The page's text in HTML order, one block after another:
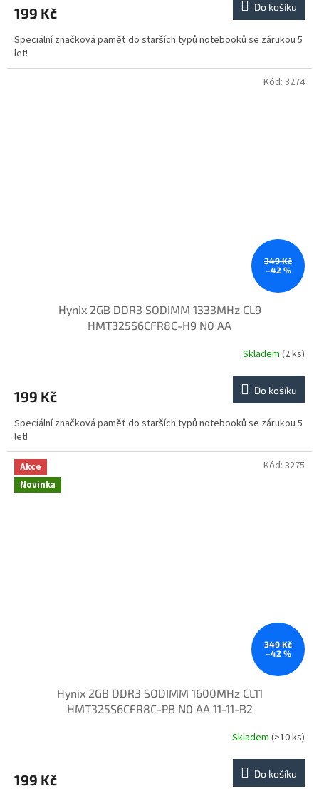
199 Kč Do košíku
Speciální značková paměť do starších typů notebooků se zárukou 5
let!
349 Kč
–42 %
Hynix 2GB DDR3 SODIMM 1333MHz CL9
HMT325S6CFR8C-H9 N0 AA
Skladem (2 ks)
199 Kč Do košíku
Speciální značková paměť do starších typů notebooků se zárukou 5
let!
Kód: 3274
Akce
Novinka
349 Kč
–42 %
Hynix 2GB DDR3 SODIMM 1600MHz CL11
HMT325S6CFR8C-PB N0 AA 11-11-B2
Skladem (>10 ks)
199 Kč Do košíku
Kód: 3275